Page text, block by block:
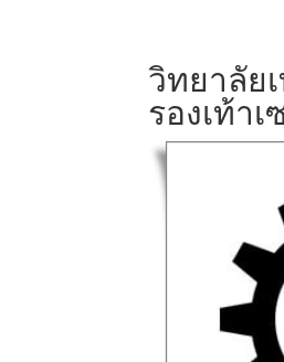
วิทยาลัย
รองเท้า